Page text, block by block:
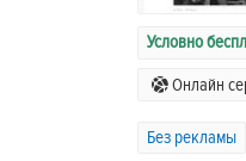
Условно
Онлайн
Без рекламы